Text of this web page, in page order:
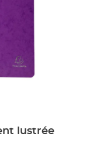
lustrée